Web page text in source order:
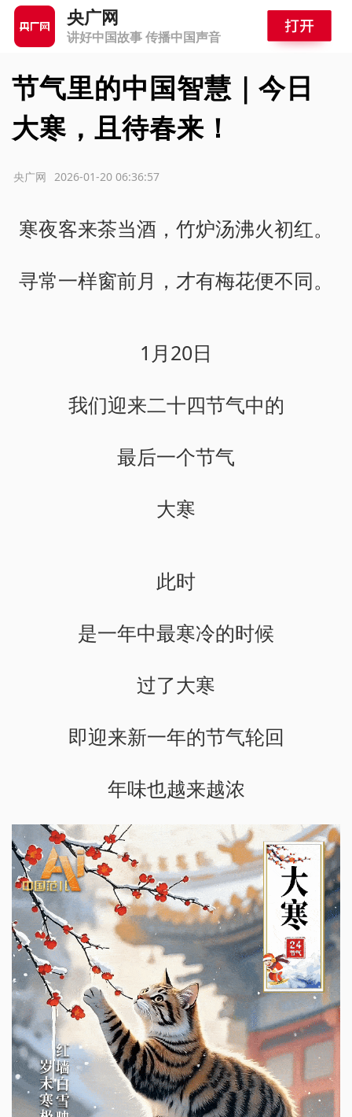
央广网
讲好中国故事 传播中国声音
节气里的中国智慧｜今日
大寒，且待春来！
2026-01-20 06:36:57
央广网
寒夜客来茶当酒，竹炉汤沸火初红。
寻常一样窗前月，才有梅花便不同。
1月20日
我们迎来二十四节气中的
最后一个节气
大寒
此时
是一年中最寒冷的时候
过了大寒
即迎来新一年的节气轮回
年味也越来越浓